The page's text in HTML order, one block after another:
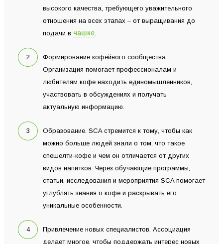
высокого качества, требующего уважительного
отношения на всех этапах – от выращивания до
подачи в чашке
Формирование кофейного сообщества.
Организация помогает профессионалам и
любителям кофе находить единомышленников,
участвовать в обсуждениях и получать
актуальную информацию.
Образование. SCA стремится к тому, чтобы как
можно больше людей знали о том, что такое
спешелти-кофе и чем он отличается от других
видов напитков. Через обучающие программы,
статьи, исследования и мероприятия SCA помогает
углублять знания о кофе и раскрывать его
уникальные особенности.
Привлечение новых специалистов. Ассоциация
делает многое, чтобы поддержать интерес новых